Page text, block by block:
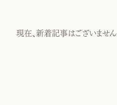
現在、新着記事はございません